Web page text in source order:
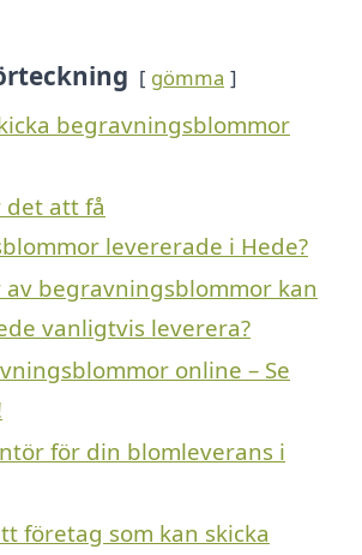
gömma
begravningsblommor
det att få
levererade i Hede?
av begravningsblommor kan
vanligtvis leverera?
online – Se
för din blomleverans i
företag som kan skicka